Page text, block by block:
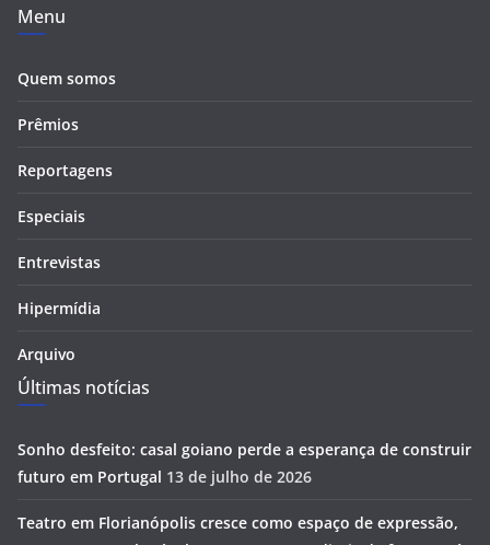
Menu
Quem somos
Prêmios
Reportagens
Especiais
Entrevistas
Hipermídia
Arquivo
Últimas notícias
Sonho desfeito: casal goiano perde a esperança de construir
futuro em Portugal 13 de julho de 2026
Teatro em Florianópolis cresce como espaço de expressão,